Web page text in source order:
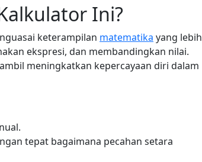
Ini?
keterampilan matematika yang lebih
ekspresi, dan membandingkan nilai.
meningkatkan kepercayaan diri dalam
tepat bagaimana pecahan setara